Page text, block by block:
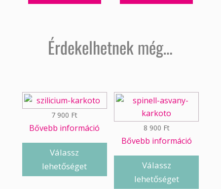
Érdekelhetnek még…
7 900 Ft
Bővebb információ
Válassz
lehetőséget
8 900 Ft
Bővebb információ
Válassz
lehetőséget